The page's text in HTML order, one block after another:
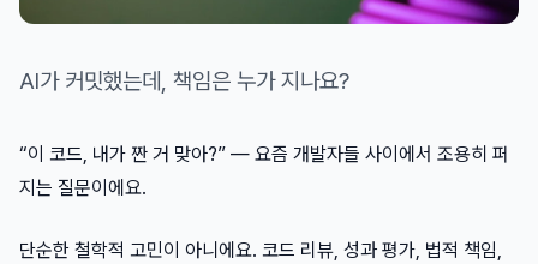
AI가 커밋했는데, 책임은 누가 지나요?
“이 코드, 내가 짠 거 맞아?” — 요즘 개발자들 사이에서 조용히 퍼
지는 질문이에요.
단순한 철학적 고민이 아니에요. 코드 리뷰, 성과 평가, 법적 책임,